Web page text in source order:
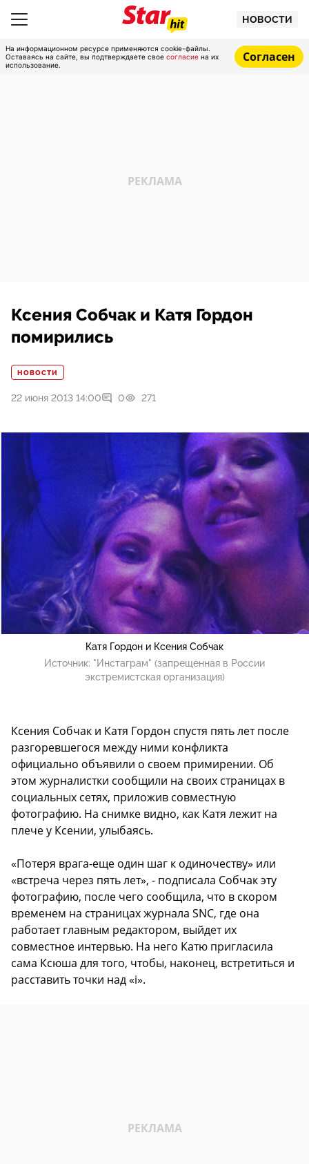
НОВОСТИ
На информационном ресурсе применяются cookie-файлы.
Оставаясь на сайте, вы подтверждаете свое согласие на их
использование.
Согласен
Ксения Собчак и Катя Гордон
помирились
НОВОСТИ
22 июня 2013 14:00 0 271
Катя Гордон и Ксения Собчак
Источник: "Инстаграм" (запрещенная в России
экстремистская организация)
Ксения Собчак и Катя Гордон спустя пять лет после
разгоревшегося между ними конфликта
официально объявили о своем примирении. Об
этом журналистки сообщили на своих страницах в
социальных сетях, приложив совместную
фотографию. На снимке видно, как Катя лежит на
плече у Ксении, улыбаясь.
«Потеря врага-еще один шаг к одиночеству» или
«встреча через пять лет», - подписала Собчак эту
фотографию, после чего сообщила, что в скором
временем на страницах журнала SNC, где она
работает главным редактором, выйдет их
совместное интервью. На него Катю пригласила
сама Ксюша для того, чтобы, наконец, встретиться и
расставить точки над «i».